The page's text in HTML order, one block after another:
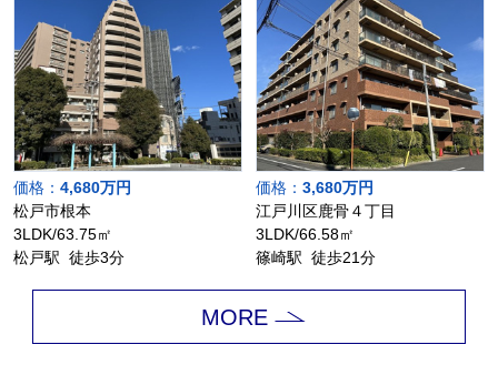
価格： 4,680万円
松戸市根本
3LDK/63.75㎡
松戸駅 徒歩3分
価格： 3,680万円
江戸川区鹿骨４丁目
3LDK/66.58㎡
篠崎駅 徒歩21分
MORE